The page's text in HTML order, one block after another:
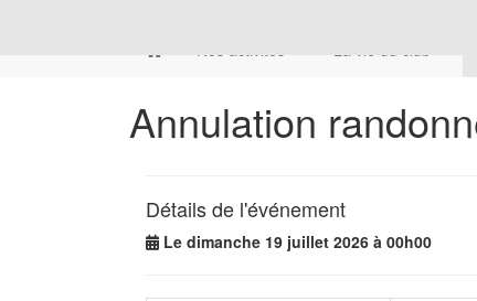
Nos activités
La vie du club
Annulation
Détails de l'événement
Le dimanche 19 juillet 2026 à 00h00